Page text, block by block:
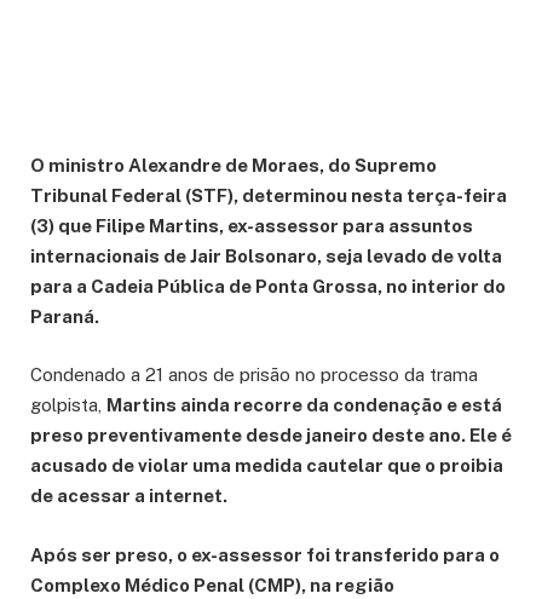
O ministro Alexandre de Moraes, do Supremo
Tribunal Federal (STF), determinou nesta terça-feira
(3) que Filipe Martins, ex-assessor para assuntos
internacionais de Jair Bolsonaro, seja levado de volta
para a Cadeia Pública de Ponta Grossa, no interior do
Paraná.
Condenado a 21 anos de prisão no processo da trama
golpista, Martins ainda recorre da condenação e está
preso preventivamente desde janeiro deste ano. Ele é
acusado de violar uma medida cautelar que o proibia
de acessar a internet.
Após ser preso, o ex-assessor foi transferido para o
Complexo Médico Penal (CMP), na região